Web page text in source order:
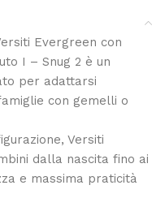
Evergreen con
I – Snug 2 è un
per adattarsi
con gemelli o
Versiti
dalla nascita fino ai
e massima praticità